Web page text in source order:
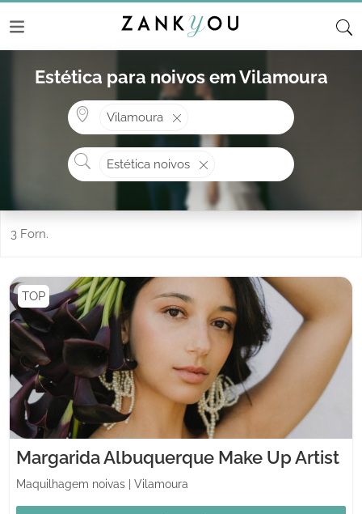
Estética para noivos em Vilamoura
Vilamoura
Estética noivos
3 Forn.
TOP
Margarida Albuquerque Make Up Artist
Maquilhagem noivas Vilamoura